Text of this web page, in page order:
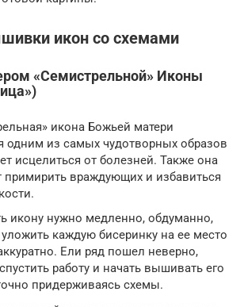
икон со схемами
«Семистрельной» Иконы
икона Божьей матери
одним из самых чудотворных образов
исцелиться от болезней. Также она
примирить враждующих и избавиться
икону нужно медленно, обдуманно,
уложить каждую бисеринку на ее место
Ели ряд пошел неверно,
работу и начать вышивать его
придерживаясь схемы.